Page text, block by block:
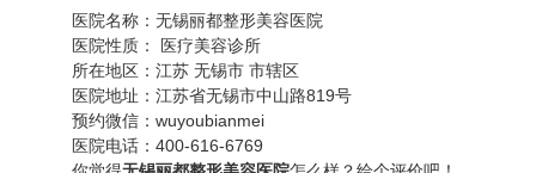
医院名称：无锡丽都整形美容医院
医院性质：
医疗美容诊所
所在地区：江苏 无锡市 市辖区
医院地址：江苏省无锡市中山路819号
预约微信：wuyoubianmei
医院电话：400-616-6769